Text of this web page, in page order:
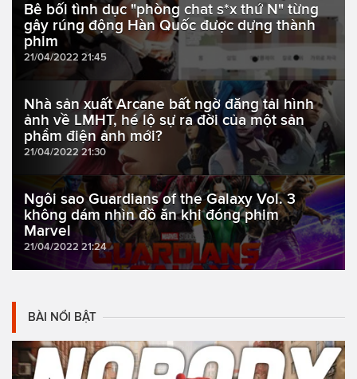
Bê bối tình dục "phòng chat s*x thứ N" từng
gây rúng động Hàn Quốc được dựng thành
phim
21/04/2022 21:45
Nhà sản xuất Arcane bất ngờ đăng tải hình
ảnh về LMHT, hé lộ sự ra đời của một sản
phẩm điện ảnh mới?
21/04/2022 21:30
Ngôi sao Guardians of the Galaxy Vol. 3
không dám nhìn đồ ăn khi đóng phim
Marvel
21/04/2022 21:24
BÀI NỔI BẬT